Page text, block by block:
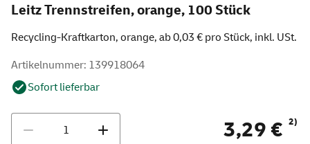
Leitz Trennstreifen, orange, 100 Stück
Recycling-Kraftkarton, orange, ab 0,03 € pro Stück, inkl. USt.
Artikelnummer: 139918064
Sofort lieferbar
3,29 € 2)